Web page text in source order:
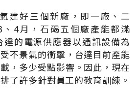
建好三個新廠，即一廠、二
4月，石碣五個廠產能都滿
達的電源供應器以通訊設備為
不景氣的衝擊，台達目前產能
，多少受點影響。因此，現在
了許多針對員工的教育訓練。